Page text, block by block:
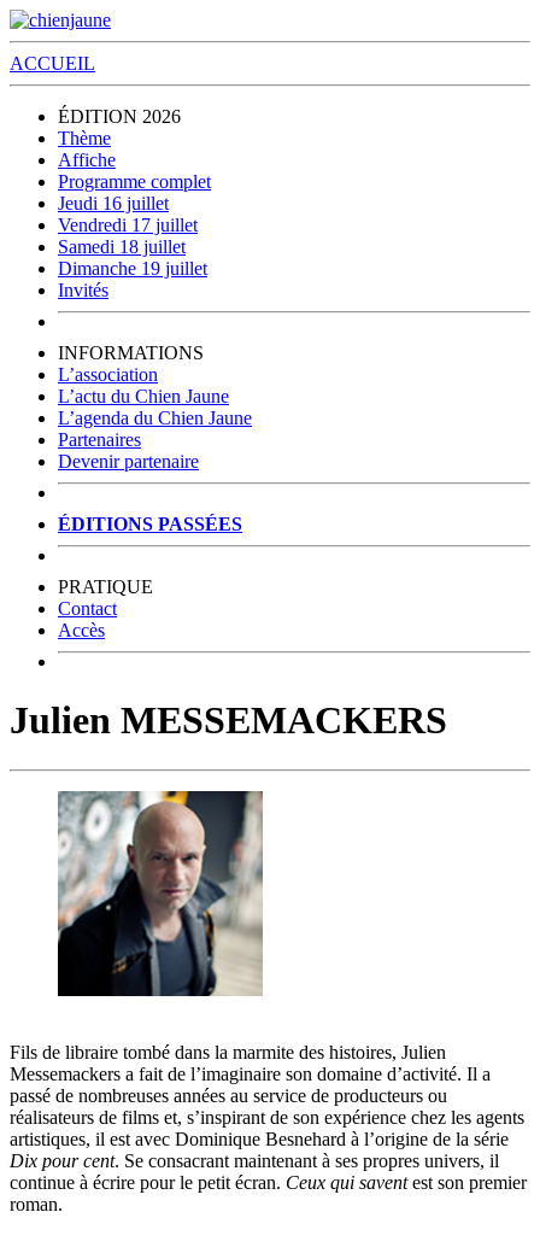
ACCUEIL
ÉDITION 2026
Thème
Affiche
Programme complet
Jeudi 16 juillet
Vendredi 17 juillet
Samedi 18 juillet
Dimanche 19 juillet
Invités
INFORMATIONS
L’association
L’actu du Chien Jaune
L’agenda du Chien Jaune
Partenaires
Devenir partenaire
ÉDITIONS PASSÉES
PRATIQUE
Contact
Accès
Julien MESSEMACKERS
Fils de libraire tombé dans la marmite des histoires, Julien
Messemackers a fait de l’imaginaire son domaine d’activité. Il a
passé de nombreuses années au service de producteurs ou
réalisateurs de films et, s’inspirant de son expérience chez les agents
artistiques, il est avec Dominique Besnehard à l’origine de la série
Dix pour cent. Se consacrant maintenant à ses propres univers, il
continue à écrire pour le petit écran. Ceux qui saventest son premier
roman.